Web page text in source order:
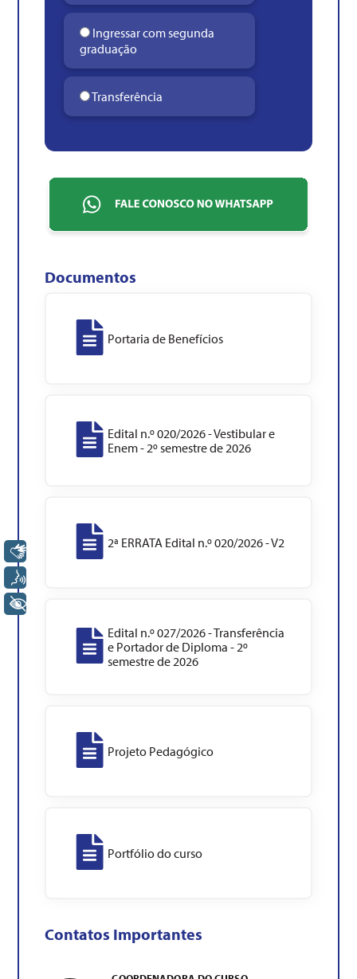
Ingressar com segunda
graduação
Transferência
Documentos
Portaria de Benefícios
Edital n.º 020/2026 - Vestibular e
Enem - 2º semestre de 2026
2ª ERRATA Edital n.º 020/2026 - V2
Edital n.º 027/2026 - Transferência
e Portador de Diploma - 2º
semestre de 2026
Projeto Pedagógico
Portfólio do curso
Contatos Importantes
Libras